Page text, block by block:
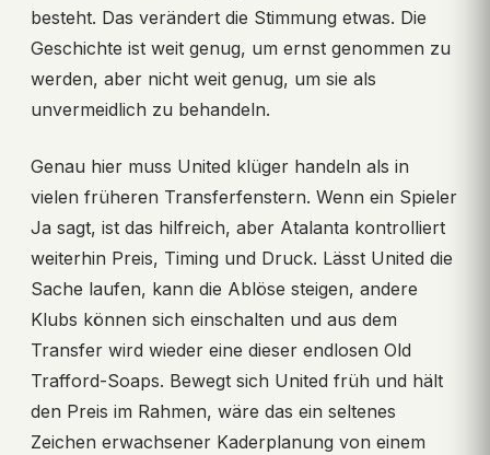
besteht. Das verändert die Stimmung etwas. Die
Geschichte ist weit genug, um ernst genommen zu
werden, aber nicht weit genug, um sie als
unvermeidlich zu behandeln.
Genau hier muss United klüger handeln als in
vielen früheren Transferfenstern. Wenn ein Spieler
Ja sagt, ist das hilfreich, aber Atalanta kontrolliert
weiterhin Preis, Timing und Druck. Lässt United die
Sache laufen, kann die Ablöse steigen, andere
Klubs können sich einschalten und aus dem
Transfer wird wieder eine dieser endlosen Old
Trafford-Soaps. Bewegt sich United früh und hält
den Preis im Rahmen, wäre das ein seltenes
Zeichen erwachsener Kaderplanung von einem